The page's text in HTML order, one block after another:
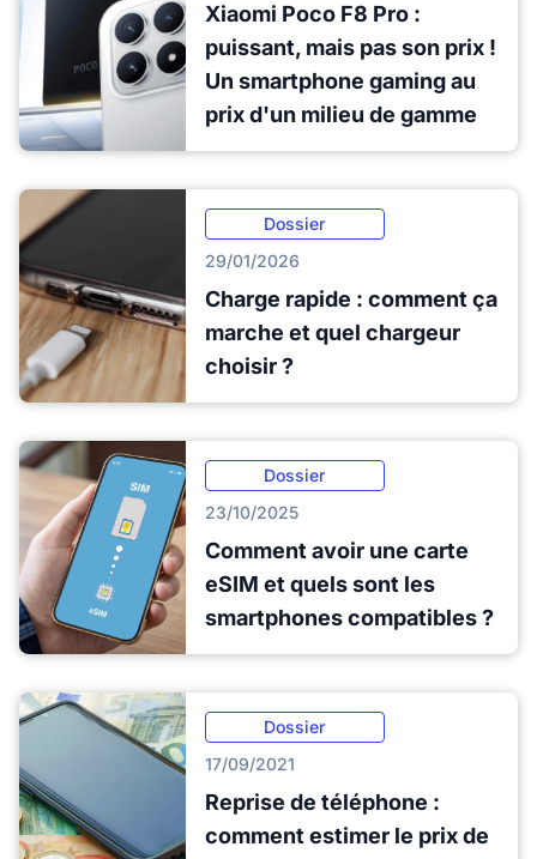
Xiaomi Poco F8 Pro :
puissant, mais pas son prix !
Un smartphone gaming au
prix d'un milieu de gamme
Dossier
29/01/2026
Charge rapide : comment ça
marche et quel chargeur
choisir ?
Dossier
23/10/2025
Comment avoir une carte
eSIM et quels sont les
smartphones compatibles ?
Dossier
17/09/2021
Reprise de téléphone :
comment estimer le prix de